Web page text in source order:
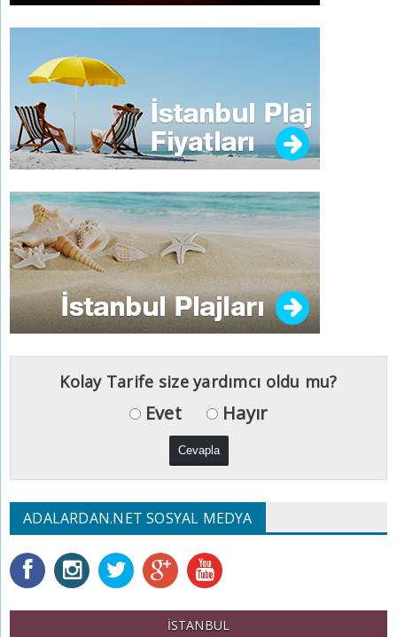
Kolay Tarife size yardımcı oldu mu?
Evet Hayır
ADALARDAN.NET SOSYAL MEDYA
İSTANBUL